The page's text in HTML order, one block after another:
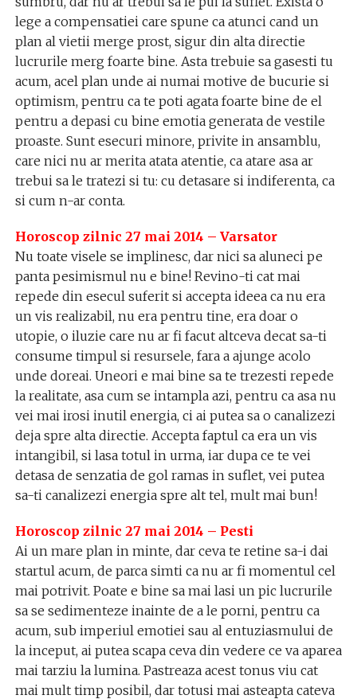
lege a compensatiei care spune ca atunci cand un
plan al vietii merge prost, sigur din alta directie
lucrurile merg foarte bine. Asta trebuie sa gasesti tu
acum, acel plan unde ai numai motive de bucurie si
optimism, pentru ca te poti agata foarte bine de el
pentru a depasi cu bine emotia generata de vestile
proaste. Sunt esecuri minore, privite in ansamblu,
care nici nu ar merita atata atentie, ca atare asa ar
trebui sa le tratezi si tu: cu detasare si indiferenta, ca
si cum n-ar conta.
Horoscop zilnic 27 mai 2014 – Varsator
Nu toate visele se implinesc, dar nici sa aluneci pe
panta pesimismul nu e bine! Revino-ti cat mai
repede din esecul suferit si accepta ideea ca nu era
un vis realizabil, nu era pentru tine, era doar o
utopie, o iluzie care nu ar fi facut altceva decat sa-ti
consume timpul si resursele, fara a ajunge acolo
unde doreai. Uneori e mai bine sa te trezesti repede
la realitate, asa cum se intampla azi, pentru ca asa nu
vei mai irosi inutil energia, ci ai putea sa o canalizezi
deja spre alta directie. Accepta faptul ca era un vis
intangibil, si lasa totul in urma, iar dupa ce te vei
detasa de senzatia de gol ramas in suflet, vei putea
sa-ti canalizezi energia spre alt tel, mult mai bun!
Horoscop zilnic 27 mai 2014 – Pesti
Ai un mare plan in minte, dar ceva te retine sa-i dai
startul acum, de parca simti ca nu ar fi momentul cel
mai potrivit. Poate e bine sa mai lasi un pic lucrurile
sa se sedimenteze inainte de a le porni, pentru ca
acum, sub imperiul emotiei sau al entuziasmului de
la inceput, ai putea scapa ceva din vedere ce va aparea
mai tarziu la lumina. Pastreaza acest tonus viu cat
mai mult timp posibil, dar totusi mai asteapta cateva